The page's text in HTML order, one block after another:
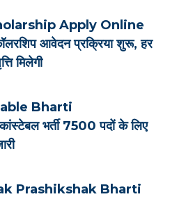
Apply Online
आवेदन प्रक्रिया शुरू, हर
मिलेगी
Bharti
भर्ती 7500 पदों के लिए
Prashikshak Bharti